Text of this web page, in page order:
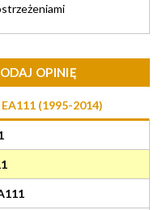
OPINIĘ
(1995-2014)